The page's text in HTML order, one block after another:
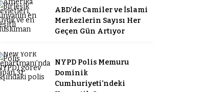
ABD’de Camiler ve İslami
Merkezlerin Sayısı Her
Geçen Gün Artıyor
NYPD Polis Memuru
Dominik
Cumhuriyeti’ndeki